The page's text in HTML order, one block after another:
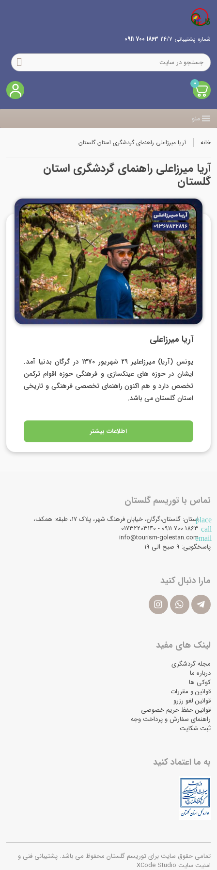
شماره پشتیبانی 24/7 1863 700 0911
0
منو
خانه آریا میرزاعلی راهنمای گردشگری استان گلستان
آریا میرزاعلی راهنمای گردشگری استان
گلستان
آریا میرزاعلی
یونس (آریا) میرزاعلیر 29 شهریور 1370 در گرگان بدنیا آمد.
ایشان در حوزه های عینکسازی و فرهنگی حوزه اقوام ترکمن
تخصص دارد و هم اکنون راهنمای تخصصی فرهنگی و تاریخی
استان گلستان می باشد.
اطلاعات بیشتر
تماس با توریسم گلستان
placeاستان: گلستان،گرگان، خیابان فرهنگ شهر، پلاک 17، طبقه: همکف،
call
email
info@tourism-golestan.com
پاسخگویی: ۹ صبح الی 19
مارا دنبال کنید
لینک های مفید
مجله گردشگری
درباره ما
کوکی ها
قوانین و مقررات
قوانین لغو رزرو
قوانین حفظ حریم خصوصی
راهنمای سفارش و پرداخت وجه
ثبت شکایت
به ما اعتماد کنید
تمامی حقوق سایت برای توریسم گلستان محفوظ می باشد. پشتیبانی فنی و
امنیت سایت XCode Studio